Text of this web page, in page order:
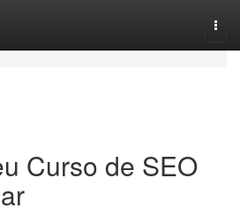
Curso de SEO